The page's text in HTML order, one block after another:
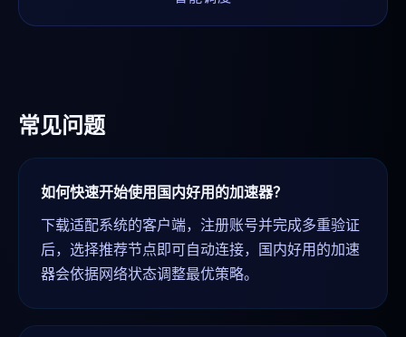
常见问题
如何快速开始使用国内好用的加速器？
下载适配系统的客户端，注册账号并完成多重验证
后，选择推荐节点即可自动连接，国内好用的加速
器会依据网络状态调整最优策略。